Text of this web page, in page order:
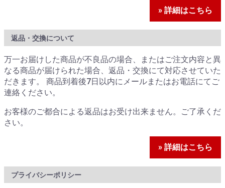
» 詳細はこちら
返品・交換について
万一お届けした商品が不良品の場合、またはご注文内容と異
なる商品が届けられた場合、返品・交換にて対応させていた
だきます。 商品到着後7日以内にメールまたはお電話にてご
連絡ください。
お客様のご都合による返品はお受け出来ません。ご了承くだ
さい。
» 詳細はこちら
プライバシーポリシー